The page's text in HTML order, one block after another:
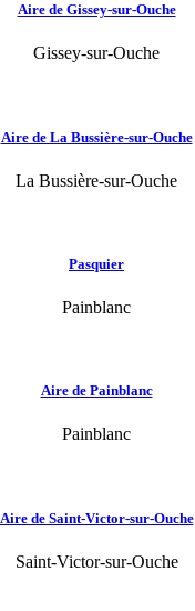
Aire de Gissey-sur-Ouche
Gissey-sur-Ouche
Aire de La Bussière-sur-Ouche
La Bussière-sur-Ouche
Pasquier
Painblanc
Aire de Painblanc
Painblanc
Aire de Saint-Victor-sur-Ouche
Saint-Victor-sur-Ouche